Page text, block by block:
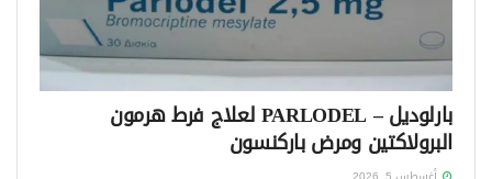
بارلوديل – PARLODEL لعلاج فرط هرمون
البرولاكتين ومرض باركنسون